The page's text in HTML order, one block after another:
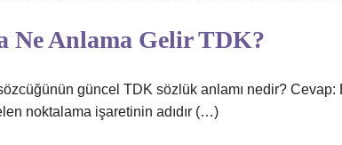
Ne Anlama Gelir TDK?
güncel TDK sözlük anlamı nedir?
noktalama işaretinin adıdır (…)